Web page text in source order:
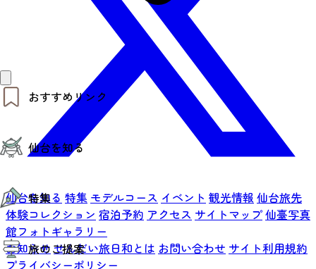
おすすめリンク
仙台夜時間
モデルコース
エリアガイド
お得なチケット
仙台を知る
エリアガイド
復興に向けて
仙台観光PR動画ライブラリー
仙台から行く東北周遊旅
伝統的工芸品
特集
特集
夜時間トピックス
旅のご提案
仙台を知る 特集 モデルコース イベント 観光情報 仙台旅先
体験コレクション 宿泊予約 アクセス サイトマップ仙臺写真
館フォトギャラリー
お知らせ せんだい旅日和とは お問い合わせ サイト利用規約
プライバシーポリシー